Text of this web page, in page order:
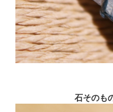
石そのも